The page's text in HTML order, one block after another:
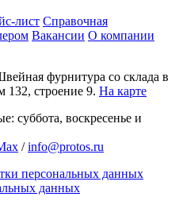
лист Справочная
Вакансии О компании
фурнитура со склада в
132, строение 9. На карте
суббота, воскресенье и
/info@protos.ru
персональных данных
данных